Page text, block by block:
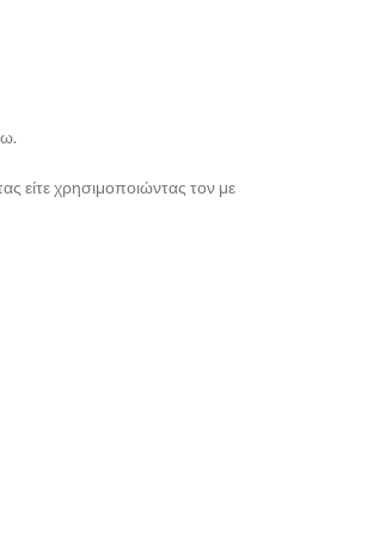
είτε χρησιμοποιώντας τον με